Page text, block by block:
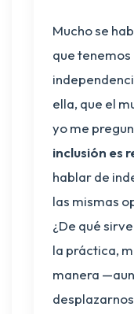
Mucho se
que
ella, que el
yo me
inclusión es
hablar de
las mismas
¿De qué
la práctica,
manera